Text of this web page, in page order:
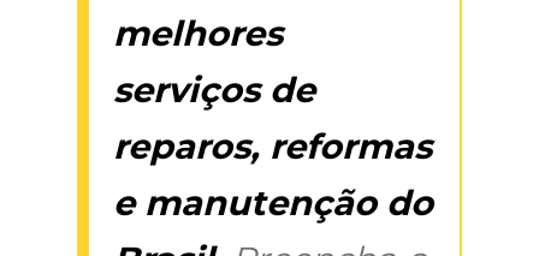
melhores
serviços de
reparos, reformas
e manutenção do